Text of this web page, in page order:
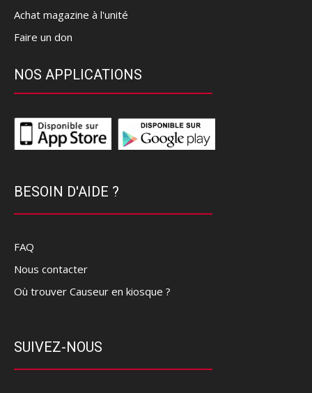
Achat magazine à l'unité
Faire un don
NOS APPLICATIONS
BESOIN D'AIDE ?
FAQ
Nous contacter
Où trouver Causeur en kiosque ?
SUIVEZ-NOUS